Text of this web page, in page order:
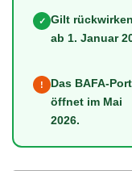
✓ Gilt
ab 1. Januar
!
Das BAFA-
öffnet im Mai
2026.